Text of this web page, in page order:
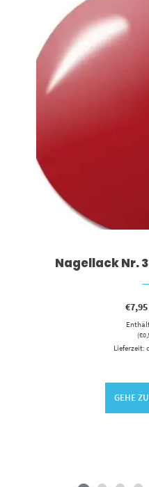
Nagellack Nr.
€7,95
(€
Lieferzeit:
GEHE